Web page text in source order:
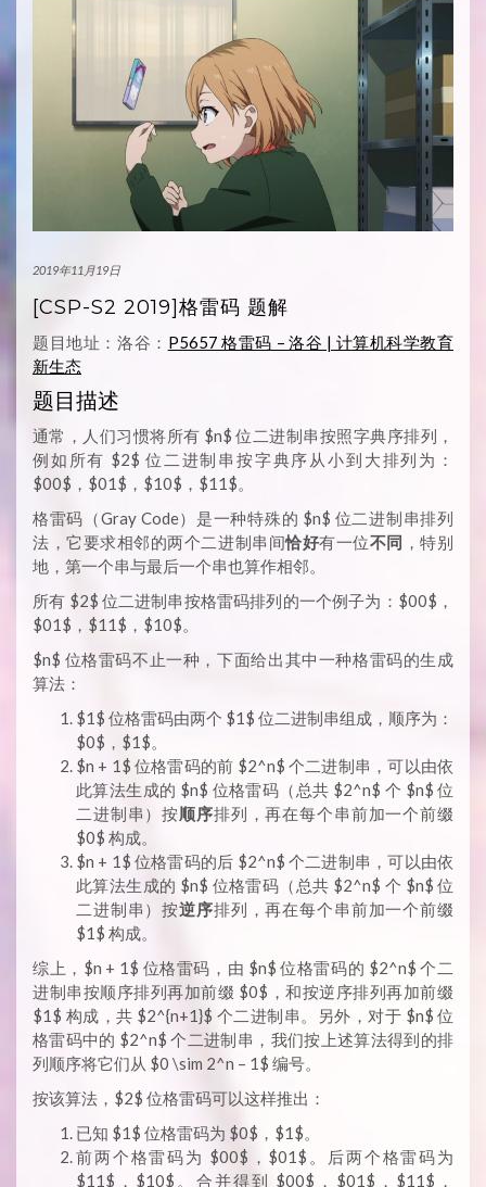
2019年11月19日
[CSP-S2 2019]格雷码 题解
题目地址：洛谷： P5657 格雷码 – 洛谷 | 计算机科学教育
新生态
题目描述
通常，人们习惯将所有 $n$ 位二进制串按照字典序排列，
例如所有 $2$ 位二进制串按字典序从小到大排列为：
$00$，$01$，$10$，$11$。
格雷码（Gray Code）是一种特殊的 $n$ 位二进制串排列
法，它要求相邻的两个二进制串间恰好有一位不同 ，特别
地，第一个串与最后一个串也算作相邻。
所有 $2$ 位二进制串按格雷码排列的一个例子为：$00$，
$01$，$11$，$10$。
$n$ 位格雷码不止一种，下面给出其中一种格雷码的生成
算法：
$1$ 位格雷码由两个 $1$ 位二进制串组成，顺序为：
$0$，$1$。
$n + 1$ 位格雷码的前 $2^n$ 个二进制串，可以由依
此算法生成的 $n$ 位格雷码（总共 $2^n$ 个 $n$ 位
二进制串）按顺序排列，再在每个串前加一个前缀
$0$ 构成。
$n + 1$ 位格雷码的后 $2^n$ 个二进制串，可以由依
此算法生成的 $n$ 位格雷码（总共 $2^n$ 个 $n$ 位
二进制串）按逆序排列，再在每个串前加一个前缀
$1$ 构成。
综上，$n + 1$ 位格雷码，由 $n$ 位格雷码的 $2^n$ 个二
进制串按顺序排列再加前缀 $0$，和按逆序排列再加前缀
$1$ 构成，共 $2^{n+1}$ 个二进制串。另外，对于 $n$ 位
格雷码中的 $2^n$ 个二进制串，我们按上述算法得到的排
列顺序将它们从 $0 \sim 2^n – 1$ 编号。
按该算法，$2$ 位格雷码可以这样推出：
已知 $1$ 位格雷码为 $0$，$1$。
前两个格雷码为 $00$，$01$。后两个格雷码为
$11$，$10$。合并得到 $00$，$01$，$11$，